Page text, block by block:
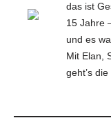
das ist
15 Jahre
und es
Mit Elan,
geht’s